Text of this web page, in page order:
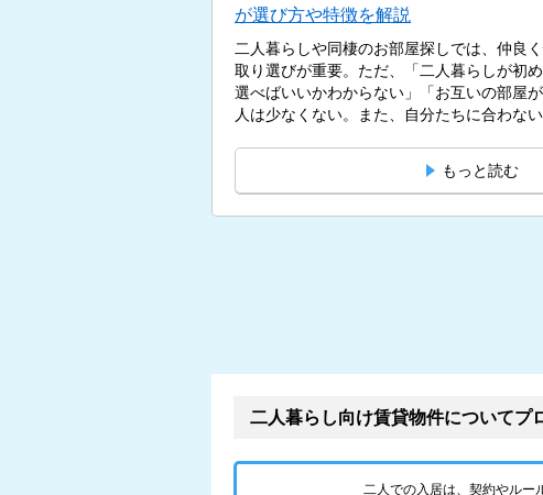
が選び方や特徴を解説
二人暮らしや同棲のお部屋探しでは、仲良
取り選びが重要。ただ、「二人暮らしが初
選べばいいかわからない」「お互いの部屋
人は少なくない。また、自分たちに合わな
もっと読む
二人暮らし向け賃貸物件についてプ
二人での入居は、契約やルー